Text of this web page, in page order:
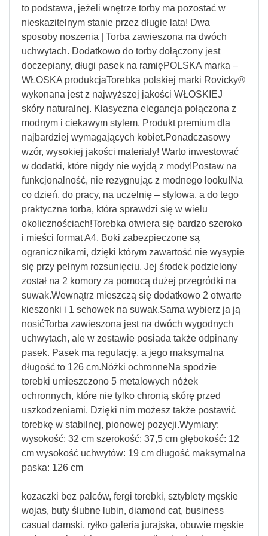
to podstawa, jeżeli wnętrze torby ma pozostać w
nieskazitelnym stanie przez długie lata! Dwa
sposoby noszenia | Torba zawieszona na dwóch
uchwytach. Dodatkowo do torby dołączony jest
doczepiany, długi pasek na ramięPOLSKA marka –
WŁOSKA produkcjaTorebka polskiej marki Rovicky®
wykonana jest z najwyższej jakości WŁOSKIEJ
skóry naturalnej. Klasyczna elegancja połączona z
modnym i ciekawym stylem. Produkt premium dla
najbardziej wymagających kobiet.Ponadczasowy
wzór, wysokiej jakości materiały! Warto inwestować
w dodatki, które nigdy nie wyjdą z mody!Postaw na
funkcjonalność, nie rezygnując z modnego looku!Na
co dzień, do pracy, na uczelnię – stylowa, a do tego
praktyczna torba, która sprawdzi się w wielu
okolicznościach!Torebka otwiera się bardzo szeroko
i mieści format A4. Boki zabezpieczone są
ogranicznikami, dzięki którym zawartość nie wysypie
się przy pełnym rozsunięciu. Jej środek podzielony
został na 2 komory za pomocą dużej przegródki na
suwak.Wewnątrz mieszczą się dodatkowo 2 otwarte
kieszonki i 1 schowek na suwak.Sama wybierz ja ją
nosićTorba zawieszona jest na dwóch wygodnych
uchwytach, ale w zestawie posiada także odpinany
pasek. Pasek ma regulację, a jego maksymalna
długość to 126 cm.Nóżki ochronneNa spodzie
torebki umieszczono 5 metalowych nóżek
ochronnych, które nie tylko chronią skórę przed
uszkodzeniami. Dzięki nim możesz także postawić
torebkę w stabilnej, pionowej pozycji.Wymiary:
wysokość: 32 cm szerokość: 37,5 cm głębokość: 12
cm wysokość uchwytów: 19 cm długość maksymalna
paska: 126 cm
kozaczki bez palców, fergi torebki, sztyblety męskie
wojas, buty ślubne lubin, diamond cat, business
casual damski, ryłko galeria jurajska, obuwie męskie